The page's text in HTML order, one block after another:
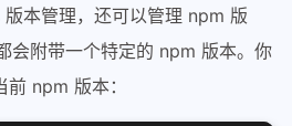
本管理，还可以管理 npm 版
会附带一个特定的 npm 版本。你
npm 版本：